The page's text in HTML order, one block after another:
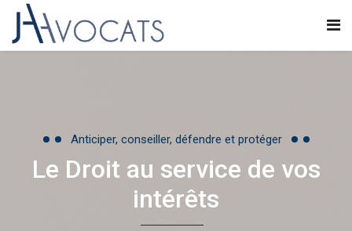
Anticiper, conseiller, défendre et protéger
Le Droit au service de vos
intérêts